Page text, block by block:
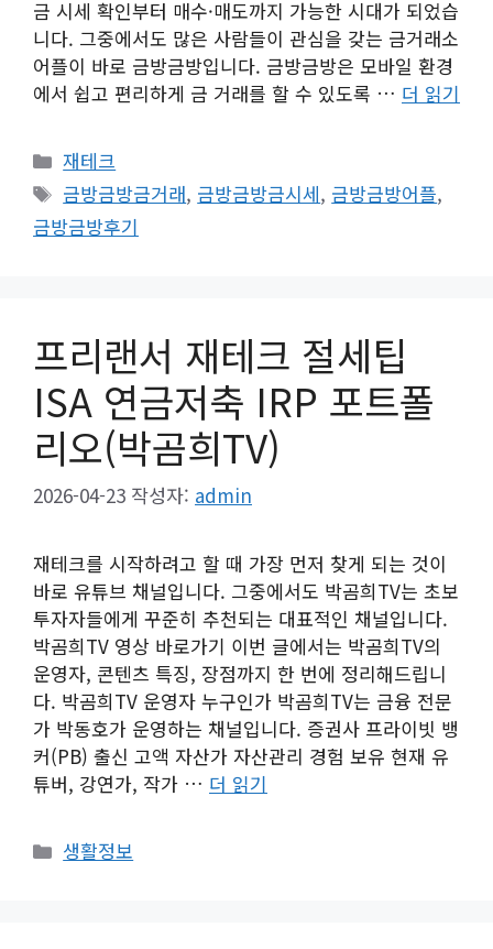
금 시세 확인부터 매수·매도까지 가능한 시대가 되었습
니다. 그중에서도 많은 사람들이 관심을 갖는 금거래소
어플이 바로 금방금방입니다. 금방금방은 모바일 환경
에서 쉽고 편리하게 금 거래를 할 수 있도록 … 더 읽기
카
테
고
리
재테크
태
그
금방금방금거래, 금방금방금시세, 금방금방어플,
금방금방후기
프리랜서 재테크 절세팁
ISA 연금저축 IRP 포트폴
리오(박곰희TV)
2026-04-23 작성자: admin
재테크를 시작하려고 할 때 가장 먼저 찾게 되는 것이
바로 유튜브 채널입니다. 그중에서도 박곰희TV는 초보
투자자들에게 꾸준히 추천되는 대표적인 채널입니다.
박곰희TV 영상 바로가기 이번 글에서는 박곰희TV의
운영자, 콘텐츠 특징, 장점까지 한 번에 정리해드립니
다. 박곰희TV 운영자 누구인가 박곰희TV는 금융 전문
가 박동호가 운영하는 채널입니다. 증권사 프라이빗 뱅
커(PB) 출신 고액 자산가 자산관리 경험 보유 현재 유
튜버, 강연가, 작가 … 더 읽기
카
생활정보